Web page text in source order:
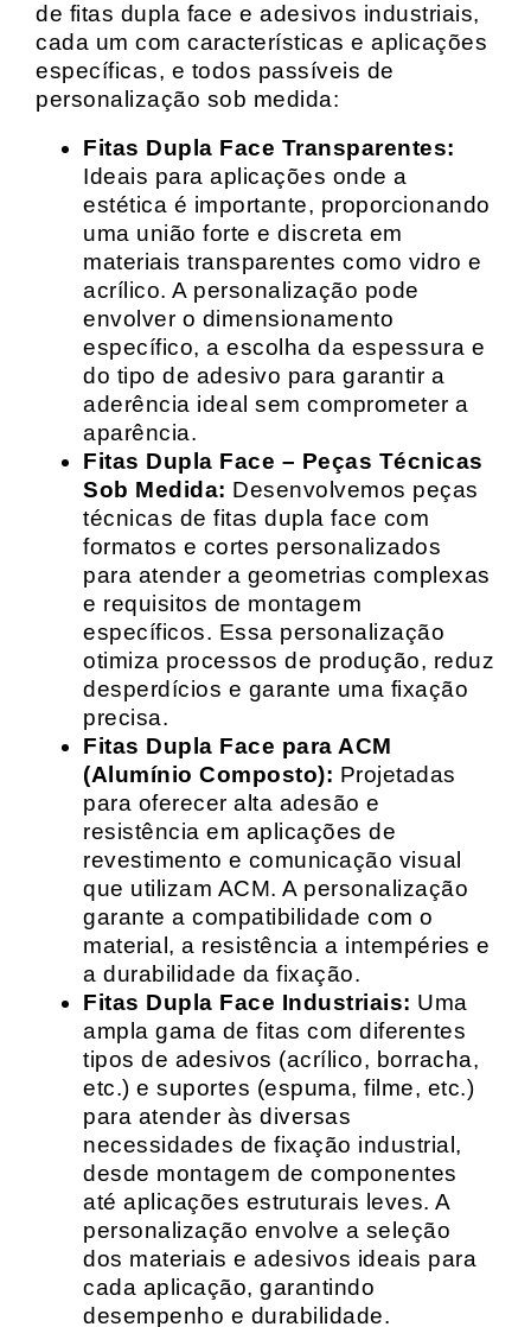
de fitas dupla face e adesivos industriais,
cada um com características e aplicações
específicas, e todos passíveis de
personalização sob medida:
Fitas Dupla Face Transparentes:
Ideais para aplicações onde a
estética é importante, proporcionando
uma união forte e discreta em
materiais transparentes como vidro e
acrílico. A personalização pode
envolver o dimensionamento
específico, a escolha da espessura e
do tipo de adesivo para garantir a
aderência ideal sem comprometer a
aparência.
Fitas Dupla Face – Peças Técnicas
Sob Medida: Desenvolvemos peças
técnicas de fitas dupla face com
formatos e cortes personalizados
para atender a geometrias complexas
e requisitos de montagem
específicos. Essa personalização
otimiza processos de produção, reduz
desperdícios e garante uma fixação
precisa.
Fitas Dupla Face para ACM
(Alumínio Composto): Projetadas
para oferecer alta adesão e
resistência em aplicações de
revestimento e comunicação visual
que utilizam ACM. A personalização
garante a compatibilidade com o
material, a resistência a intempéries e
a durabilidade da fixação.
Fitas Dupla Face Industriais: Uma
ampla gama de fitas com diferentes
tipos de adesivos (acrílico, borracha,
etc.) e suportes (espuma, filme, etc.)
para atender às diversas
necessidades de fixação industrial,
desde montagem de componentes
até aplicações estruturais leves. A
personalização envolve a seleção
dos materiais e adesivos ideais para
cada aplicação, garantindo
desempenho e durabilidade.